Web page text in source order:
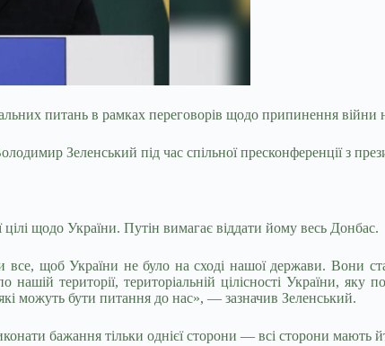
питань в рамках переговорів щодо припинення війни
Зеленський під час спільної пресконференції з
цілі щодо України. Путін вимагає віддати йому весь Донбас.
все, щоб України не було на сході нашої держави. Вони
території, територіальній цілісності України,
можуть бути питання до нас», — зазначив Зеленський.
бажання тільки однієї сторони — всі сторони мають